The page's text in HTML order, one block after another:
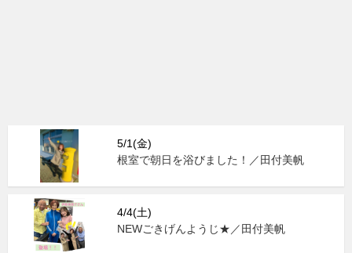
5/1(金)
根室で朝日を浴びました！／田付美帆
4/4(土)
NEWごきげんようじ★／田付美帆